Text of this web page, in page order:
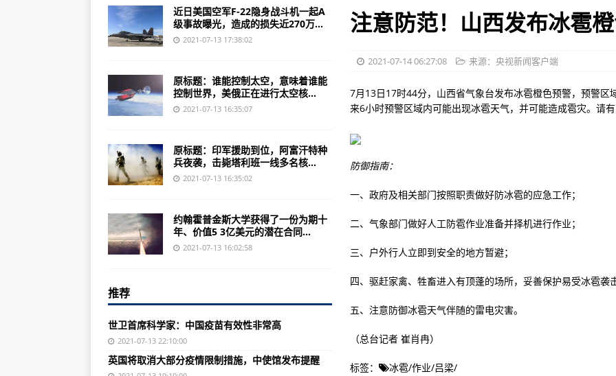
国务院港澳办发言人：坚决支持澳门特别行政区严格依法组织选举
澳门中联办：坚决支持立法会选管会依法认定部分参选人无被选资格
澳门立法会选管会公布关于纠正或替换候选人的决定
北京市水库蓄水量新增近1亿立方米
这里是新疆：劳动创造美好生活
民航局对三个航班分别实施熔断、快速熔断措施
微小的晶体薄膜可以让夜视成为现实
福岛核电站再次泄漏 外交部：不敢想象隐瞒了多少
真相了！美国有童工？50万！
英国将取消大部分疫情限制措施，中使馆发布提醒
航空工业***环控室：创新牵引 精益奋进
印度空空导弹自主研制发展态势
注意防范！山西发布冰雹
2021-07-14 06:27:08 来源：央视新闻客户端
7月13日17时44分，山西省气象台发布冰雹橙色预警，预警
来6小时预警区域内可能出现冰雹天气，并可能造成雹灾。请
防御指南：
一、政府及相关部门按照职责做好防冰雹的应急工作；
二、气象部门做好人工防雹作业准备并择机进行作业；
三、户外行人立即到安全的地方暂避；
四、驱赶家禽、牲畜进入有顶蓬的场所，妥善保护易受冰雹袭
五、注意防御冰雹天气伴随的雷电灾害。
（总台记者 崔肖冉）
标签： 冰雹/作业/吕梁/
近日美国空军F-22隐身战斗机一起A
级事故曝光，造成的损失近270万...
2021-07-13 17:38:02
原标题：谁能控制太空，意味着谁能
控制世界，美俄正在进行太空核...
2021-07-13 16:35:07
原标题：印军援助到位，阿富汗特种
兵夜袭，击毙塔利班一线多名核...
2021-07-13 16:35:02
约翰霍普金斯大学获得了一份为期十
年、价值5 3亿美元的潜在合同...
2021-07-13 16:02:58
推荐
世卫首席科学家：中国疫苗有效性非常高
2021-07-13 22:10:00
英国将取消大部分疫情限制措施，中使馆发布提醒